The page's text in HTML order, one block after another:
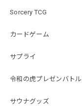
Sorcery TCG
カードゲーム
サプライ
令和の虎プレゼンバトル
サウナグッズ